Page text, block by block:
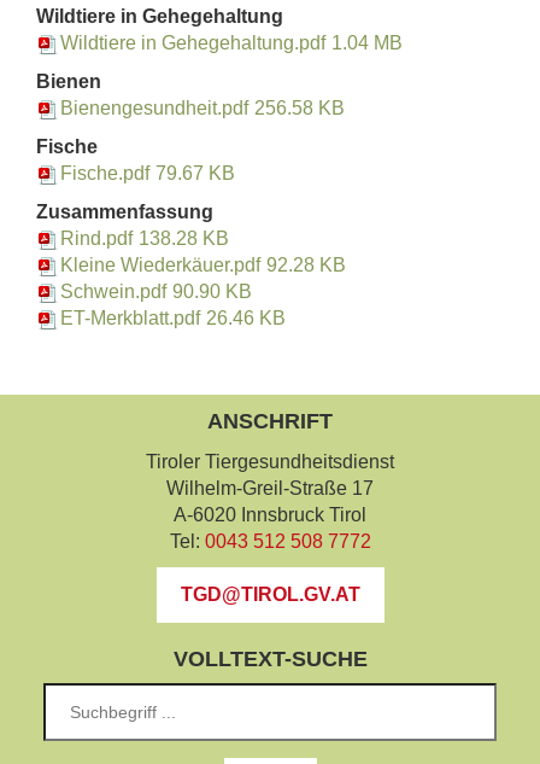
Wildtiere in Gehegehaltung
Wildtiere in Gehegehaltung.pdf 1.04 MB
Bienen
Bienengesundheit.pdf 256.58 KB
Fische
Fische.pdf 79.67 KB
Zusammenfassung
Rind.pdf 138.28 KB
Kleine Wiederkäuer.pdf 92.28 KB
Schwein.pdf 90.90 KB
ET-Merkblatt.pdf 26.46 KB
ANSCHRIFT
Tiroler Tiergesundheitsdienst
Wilhelm-Greil-Straße 17
A-6020 Innsbruck Tirol
Tel: 0043 512 508 7772
TGD@TIROL.GV.AT
VOLLTEXT-SUCHE